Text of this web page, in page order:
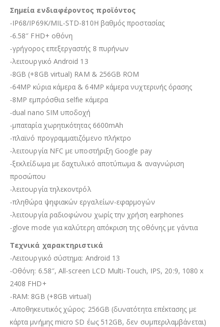
Σημεία ενδιαφέροντος προϊόντος
-IP68/IP69K/MIL-STD-810H βαθμός προστασίας
-6.58″ FHD+ οθόνη
-γρήγορος επεξεργαστής 8 πυρήνων
-λειτουργικό Android 13
-8GB (+8GB virtual) RAM & 256GB ROM
-64MP κύρια κάμερα & 64MP κάμερα νυχτερινής όρασης
-8MP εμπρόσθια selfie κάμερα
-dual nano SIM υποδοχή
-μπαταρία χωρητικότητας 6600mAh
-πλαϊνό προγραμματιζόμενο πλήκτρο
-λειτουργία NFC με υποστήριξη Google pay
-ξεκλείδωμα με δαχτυλικό αποτύπωμα & αναγνώριση
προσώπου
-λειτουργία τηλεκοντρόλ
-πληθώρα ψηφιακών εργαλείων-εφαρμογών
-λειτουργία ραδιοφώνου χωρίς την χρήση earphones
-glove mode για καλύτερη απόκριση της οθόνης με γάντια
Τεχνικά χαρακτηριστικά
-Λειτουργικό σύστημα: Android 13
-Οθόνη: 6.58″, All-screen LCD Multi-Touch, IPS, 20:9, 1080 x
2408 FHD+
-RAM: 8GB (+8GB virtual)
-Αποθηκευτικός χώρος: 256GB (δυνατότητα επέκτασης με
κάρτα μνήμης micro SD έως 512GB, δεν συμπεριλαμβάνεται)